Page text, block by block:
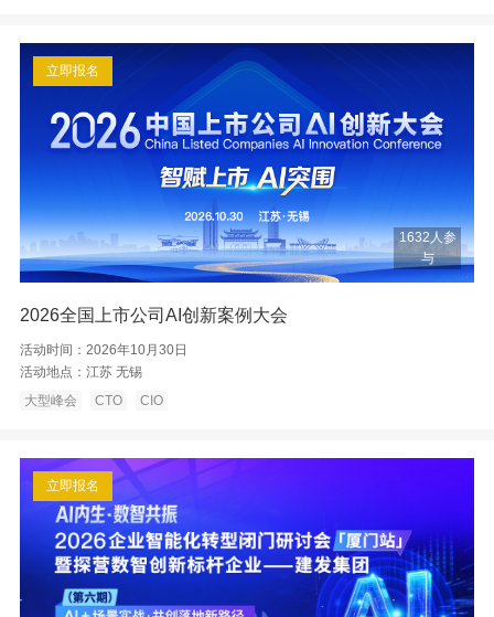
立即报名
1632人参
与
2026全国上市公司AI创新案例大会
活动时间： 2026年10月30日
活动地点： 江苏 无锡
大型峰会
CTO CIO
立即报名